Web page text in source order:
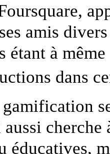
amis
à
dans
cherche
éducatives,